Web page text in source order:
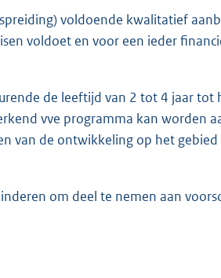
voldoende kwalitatief
voldoet en voor een ieder
de leeftijd van 2 tot 4 jaar tot
vve programma kan worden
van de ontwikkeling op het gebied
om deel te nemen aan